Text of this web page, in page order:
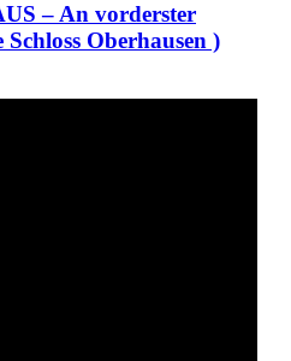
– An vorderster
Oberhausen )